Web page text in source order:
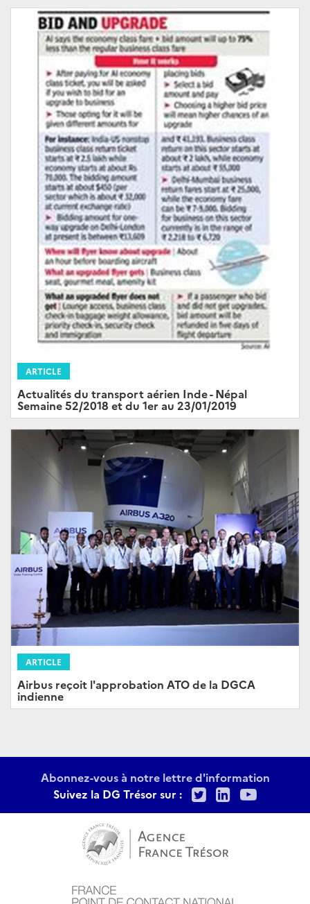
ARTICLE
Actualités du transport aérien Inde - Népal
Semaine 52/2018 et du 1er au 23/01/2019
ARTICLE
Airbus reçoit l'approbation ATO de la DGCA
indienne
Abonnez-vous à notre lettre d'information
Suivez la DG Trésor sur :
TwitterLinkedIn